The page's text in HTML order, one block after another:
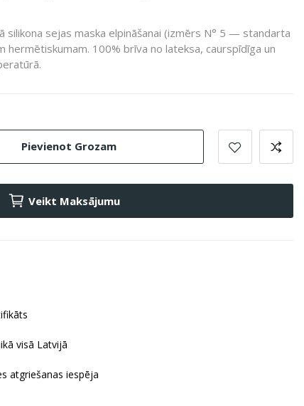
silikona sejas maska elpināšanai (izmērs N° 5 — standarta
hermētiskumam. 100% brīva no lateksa, caurspīdīga un
Pievienot Grozam
Veikt Maksājumu
visā Latvijā
atgriešanas iespēja